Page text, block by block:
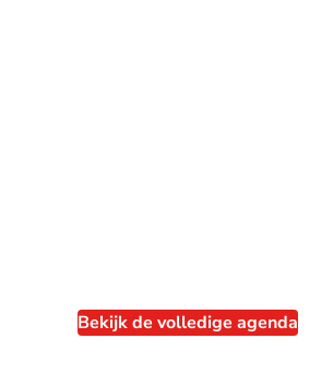
Bekijk de volledige agenda